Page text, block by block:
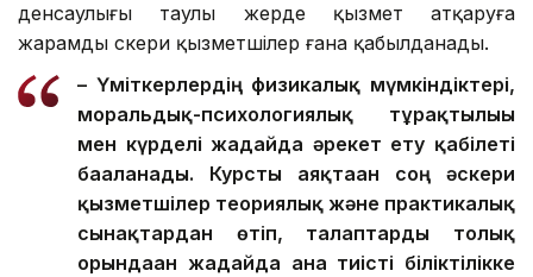
денсаулығы таулы жерде қызмет атқаруға
жарамды әскери қызметшілер ғана қабылданады.
– Үміткерлердің физикалық мүмкіндіктері,
моральдық-психологиялық тұрақтылығы
мен күрделі жағдайда әрекет ету қабілеті
бағаланады. Курсты аяқтаған соң әскери
қызметшілер теориялық және практикалық
сынақтардан өтіп, талаптарды толық
орындаған жағдайда ғана тиісті біліктілікке